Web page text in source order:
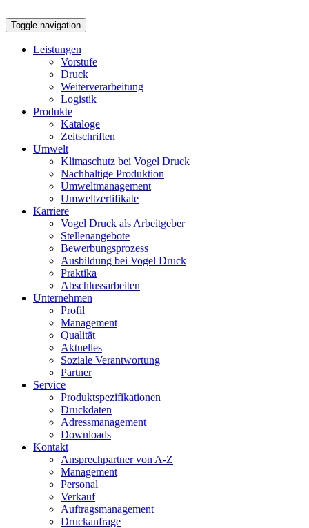
Toggle navigation
Leistungen
Vorstufe
Druck
Weiterverarbeitung
Logistik
Produkte
Kataloge
Zeitschriften
Umwelt
Klimaschutz bei Vogel Druck
Nachhaltige Produktion
Umweltmanagement
Umweltzertifikate
Karriere
Vogel Druck als Arbeitgeber
Stellenangebote
Bewerbungsprozess
Ausbildung bei Vogel Druck
Praktika
Abschlussarbeiten
Unternehmen
Profil
Management
Qualität
Aktuelles
Soziale Verantwortung
Partner
Service
Produktspezifikationen
Druckdaten
Adressmanagement
Downloads
Kontakt
Ansprechpartner von A-Z
Management
Personal
Verkauf
Auftragsmanagement
Druckanfrage